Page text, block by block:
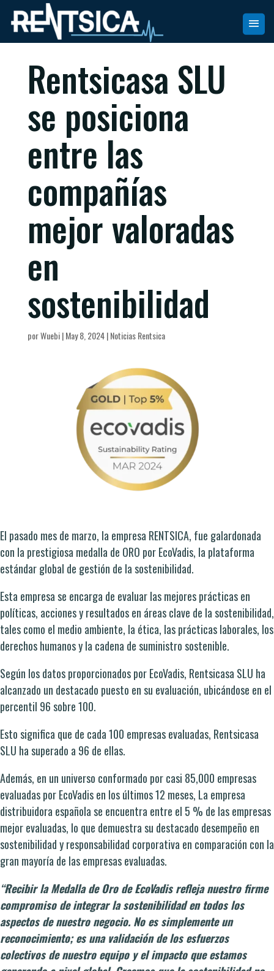
Rentsicasa SLU
se posiciona
entre las
compañías
mejor valoradas
en
sostenibilidad
porWuebi|May 8, 2024|Noticias Rentsica
El pasado mes de marzo, la empresa RENTSICA, fue galardonada
con la prestigiosa medalla de ORO por EcoVadis, la plataforma
estándar global de gestión de la sostenibilidad.
Esta empresa se encarga de evaluar las mejores prácticas en
políticas, acciones y resultados en áreas clave de la sostenibilidad,
tales como el medio ambiente, la ética, las prácticas laborales, los
derechos humanos y la cadena de suministro sostenible.
Según los datos proporcionados por EcoVadis, Rentsicasa SLU ha
alcanzado un destacado puesto en su evaluación, ubicándose en el
percentil 96 sobre 100.
Esto significa que de cada 100 empresas evaluadas, Rentsicasa
SLU ha superado a 96 de ellas.
Además, en un universo conformado por casi 85,000 empresas
evaluadas por EcoVadis en los últimos 12 meses, La empresa
distribuidora española se encuentra entre el 5 % de las empresas
mejor evaluadas, lo que demuestra su destacado desempeño en
sostenibilidad y responsabilidad corporativa en comparación con la
gran mayoría de las empresas evaluadas.
“Recibir la Medalla de Oro de EcoVadis refleja nuestro firme
compromiso de integrar la sostenibilidad en todos los
aspectos de nuestro negocio. No es simplemente un
reconocimiento; es una validación de los esfuerzos
colectivos de nuestro equipo y el impacto que estamos